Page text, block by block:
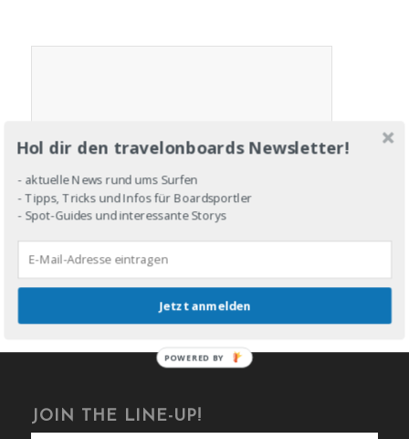
JOIN THE LINE-UP!
Hol dir den travelonboards Newsletter!
- aktuelle News rund ums Surfen
- Tipps, Tricks und Infos für Boardsportler
- Spot-Guides und interessante Storys
Jetzt anmelden
POWERED BY